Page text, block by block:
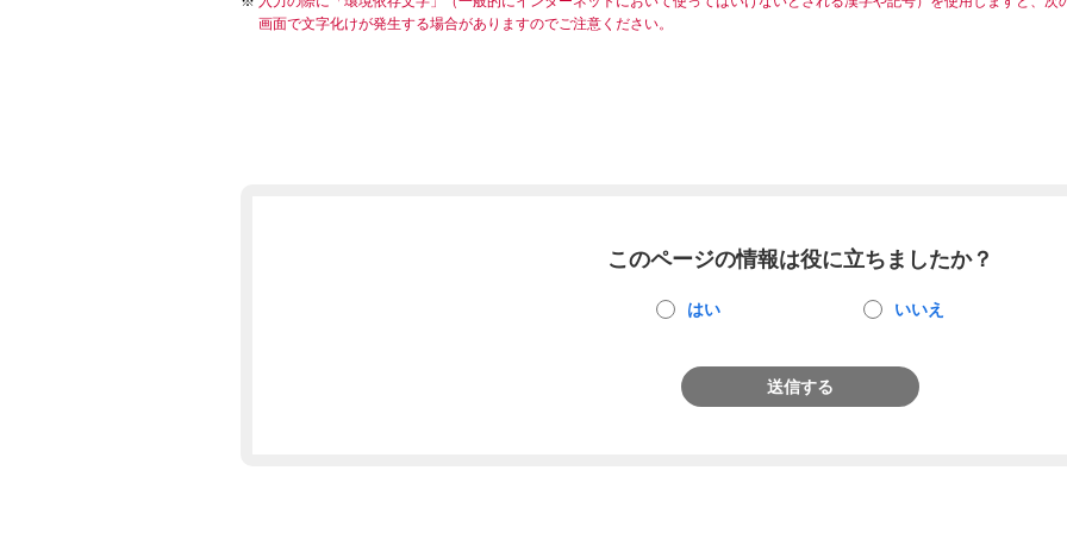
画面で文字化けが発生する場合がありますのでご注意ください。
このページの情報は役に立ちましたか？
はい いいえ
送信する